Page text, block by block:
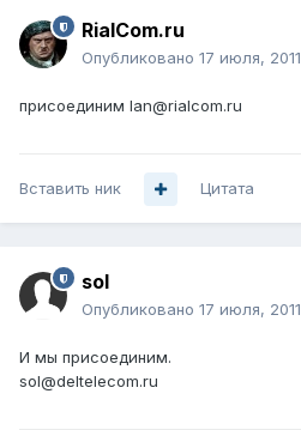
RialCom.ru
Опубликовано 17 июля, 2011
присоединим lan@rialcom.ru
Вставить ник Цитата
sol
Опубликовано 17 июля, 2011
И мы присоединим.
sol@deltelecom.ru